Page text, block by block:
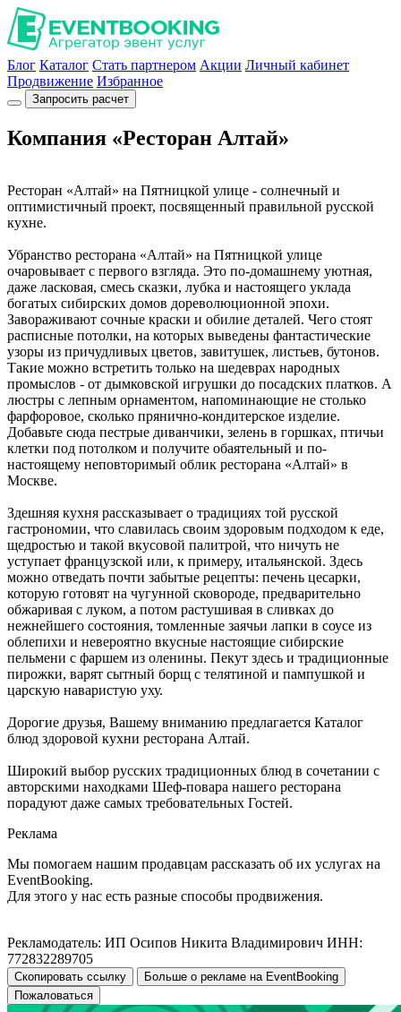
Блог Каталог Стать партнером Акции Личный кабинет
Продвижение Избранное
Запросить расчет
Компания «Ресторан Алтай»
Ресторан «Алтай» на Пятницкой улице - солнечный и
оптимистичный проект, посвященный правильной русской
кухне.
Убранство ресторана «Алтай» на Пятницкой улице
очаровывает с первого взгляда. Это по-домашнему уютная,
даже ласковая, смесь сказки, лубка и настоящего уклада
богатых сибирских домов дореволюционной эпохи.
Завораживают сочные краски и обилие деталей. Чего стоят
расписные потолки, на которых выведены фантастические
узоры из причудливых цветов, завитушек, листьев, бутонов.
Такие можно встретить только на шедеврах народных
промыслов - от дымковской игрушки до посадских платков. А
люстры с лепным орнаментом, напоминающие не столько
фарфоровое, сколько прянично-кондитерское изделие.
Добавьте сюда пестрые диванчики, зелень в горшках, птичьи
клетки под потолком и получите обаятельный и по-
настоящему неповторимый облик ресторана «Алтай» в
Москве.
Здешняя кухня рассказывает о традициях той русской
гастрономии, что славилась своим здоровым подходом к еде,
щедростью и такой вкусовой палитрой, что ничуть не
уступает французской или, к примеру, итальянской. Здесь
можно отведать почти забытые рецепты: печень цесарки,
которую готовят на чугунной сковороде, предварительно
обжаривая с луком, а потом растушивая в сливках до
нежнейшего состояния, томленные заячьи лапки в соусе из
облепихи и невероятно вкусные настоящие сибирские
пельмени с фаршем из оленины. Пекут здесь и традиционные
пирожки, варят сытный борщ с телятиной и пампушкой и
царскую наваристую уху.
Дорогие друзья, Вашему вниманию предлагается Каталог
блюд здоровой кухни ресторана Алтай.
Широкий выбор русских традиционных блюд в сочетании с
авторскими находками Шеф-повара нашего ресторана
порадуют даже самых требовательных Гостей.
Реклама
Мы помогаем нашим продавцам рассказать об их услугах на
EventBooking.
Для этого у нас есть разные способы продвижения.
Рекламодатель: ИП Осипов Никита Владимирович ИНН:
772832289705
Скопировать ссылку
Больше о рекламе на EventBooking
Пожаловаться